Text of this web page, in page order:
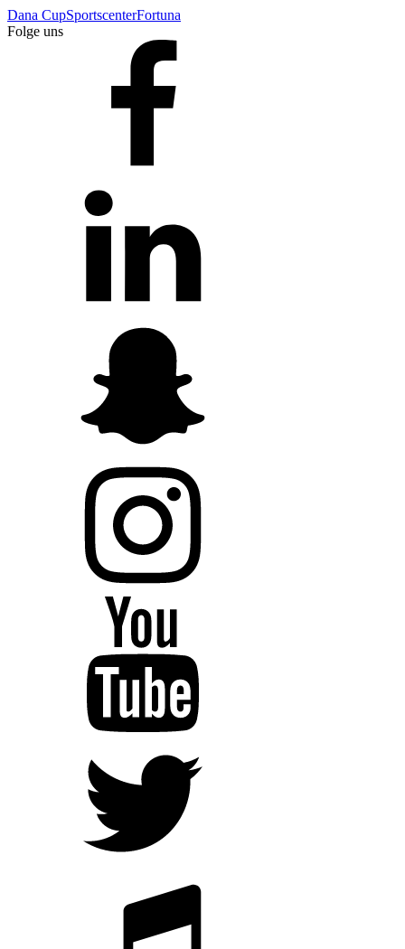
Dana CupSportscenterFortuna
Folge uns